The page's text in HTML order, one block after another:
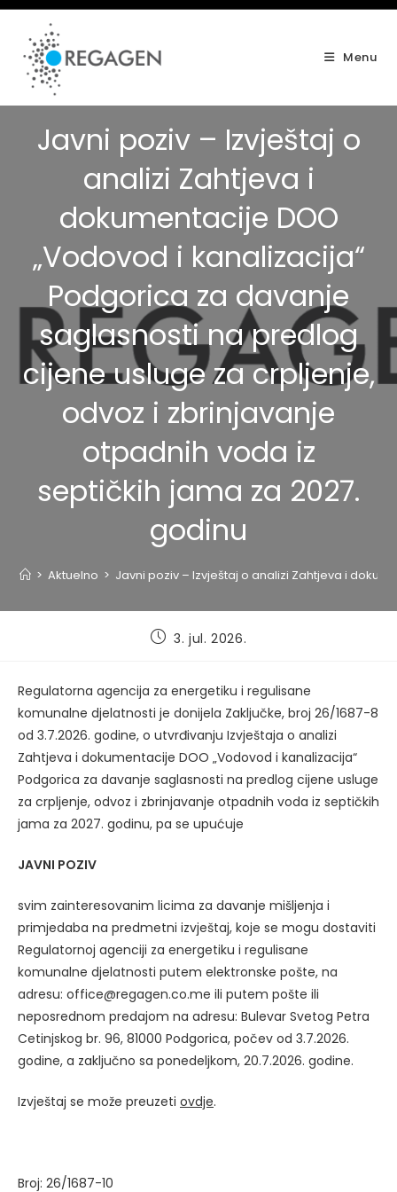
Skip
content
Menu
Javni poziv – Izvještaj o
analizi Zahtjeva i
dokumentacije DOO
„Vodovod i kanalizacija“
Podgorica za davanje
saglasnosti na predlog
cijene usluge za crpljenje,
odvoz i zbrinjavanje
otpadnih voda iz
septičkih jama za 2027.
godinu
> Aktuelno > Javni poziv – Izvještaj o analizi Zahtjeva i
Post3. jul. 2026.
Regulatorna agencija za energetiku i regulisane
komunalne djelatnosti je donijela Zaključke, broj 26/1687-8
od 3.7.2026. godine, o utvrđivanju Izvještaja o analizi
Zahtjeva i dokumentacije DOO „Vodovod i kanalizacija“
Podgorica za davanje saglasnosti na predlog cijene usluge
za crpljenje, odvoz i zbrinjavanje otpadnih voda iz septičkih
jama za 2027. godinu, pa se upućuje
JAVNI POZIV
svim zainteresovanim licima za davanje mišljenja i
primjedaba na predmetni izvještaj, koje se mogu dostaviti
Regulatornoj agenciji za energetiku i regulisane
komunalne djelatnosti putem elektronske pošte, na
adresu: office@regagen.co.me ili putem pošte ili
neposrednom predajom na adresu: Bulevar Svetog Petra
Cetinjskog br. 96, 81000 Podgorica, počev od 3.7.2026.
godine, a zaključno sa ponedeljkom, 20.7.2026. godine.
Izvještaj se može preuzeti ovdje.
Broj: 26/1687-10